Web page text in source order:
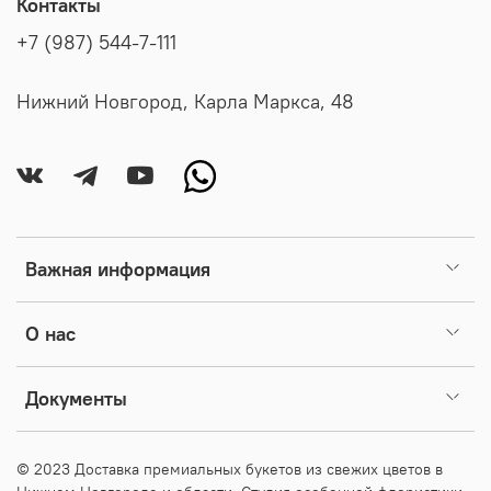
Важная информация
О нас
Документы
Контакты
+7 (987) 544-7-111
Нижний Новгород, Карла Маркса, 48
© 2023 Доставка премиальных букетов из свежих цветов в